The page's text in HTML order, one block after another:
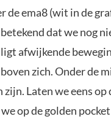
de ema8 (wit in de
dat we nog
afwijkende
zich. Onder de
zijn. Laten we eens
op de golden